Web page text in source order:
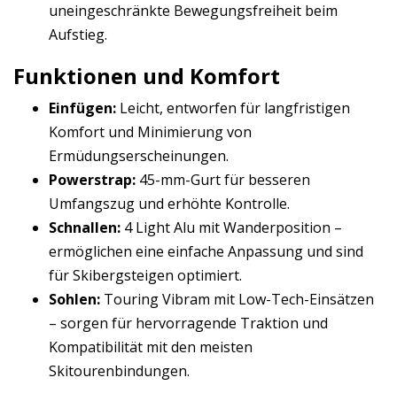
uneingeschränkte Bewegungsfreiheit beim
Aufstieg.
Funktionen und Komfort
Einfügen: Leicht, entworfen für langfristigen
Komfort und Minimierung von
Ermüdungserscheinungen.
Powerstrap: 45-mm-Gurt für besseren
Umfangszug und erhöhte Kontrolle.
Schnallen: 4 Light Alu mit Wanderposition –
ermöglichen eine einfache Anpassung und sind
für Skibergsteigen optimiert.
Sohlen: Touring Vibram mit Low-Tech-Einsätzen
– sorgen für hervorragende Traktion und
Kompatibilität mit den meisten
Skitourenbindungen.